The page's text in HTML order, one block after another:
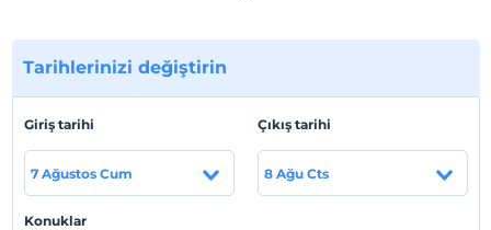
Dağ evinin çevresinde mesken yapı bulunmadığından
ıssız ve sakin bir konumdadır. Konaklamayı düşünen
Tesis lokasyon bilgileri
Özel araçla dağ evine ulaşım sağlanıyor ve dağ evinin
Tarihlerinizi değiştirin
Giriş tarihi
7 Ağustos Cum
Çıkış tarihi
8 Ağu Cts
Konuklar